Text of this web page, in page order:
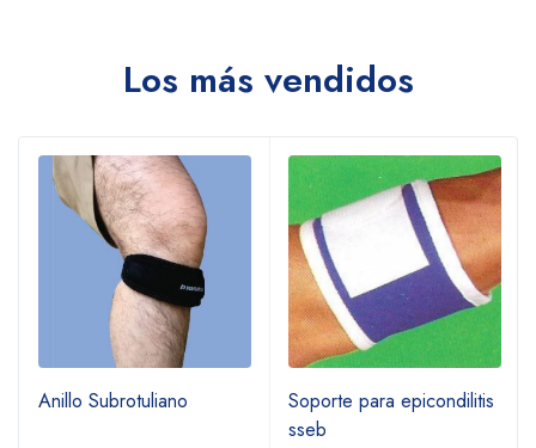
Los más vendidos
Anillo Subrotuliano
Soporte para epicondilitis
sseb